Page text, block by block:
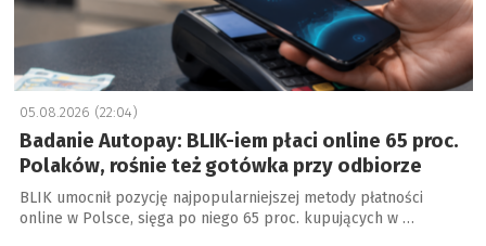
05.08.2026 (22:04)
Badanie Autopay: BLIK-iem płaci online 65 proc.
Polaków, rośnie też gotówka przy odbiorze
BLIK umocnił pozycję najpopularniejszej metody płatności
online w Polsce, sięga po niego 65 proc. kupujących w …